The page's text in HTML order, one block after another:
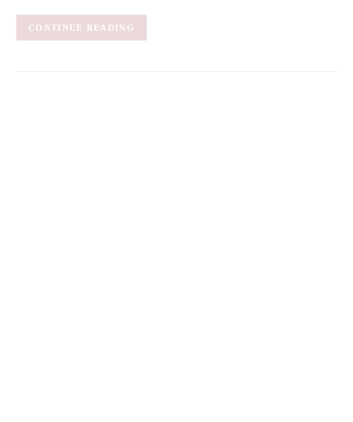
CONTINUE READING